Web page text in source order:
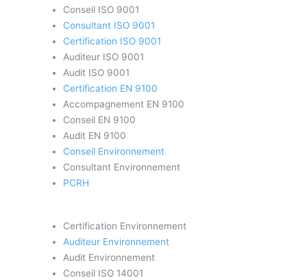
Conseil ISO 9001
Consultant ISO 9001
Certification ISO 9001
Auditeur ISO 9001
Audit ISO 9001
Certification EN 9100
Accompagnement EN 9100
Conseil EN 9100
Audit EN 9100
Conseil Environnement
Consultant Environnement
PCRH
Certification Environnement
Auditeur Environnement
Audit Environnement
Conseil ISO 14001